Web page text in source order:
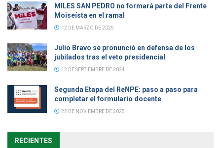
MILES SAN PEDRO no formará parte del Frente
Moiseísta en el ramal
12 DE MARZO DE 2025
Julio Bravo se pronunció en defensa de los
jubilados tras el veto presidencial
12 DE SEPTIEMBRE DE 2024
Segunda Etapa del ReNPE: paso a paso para
completar el formulario docente
22 DE NOVIEMBRE DE 2025
RECIENTES